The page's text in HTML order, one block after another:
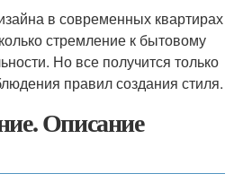
в современных квартирах
стремление к бытовому
Но все получится только
правил создания стиля.
Описание